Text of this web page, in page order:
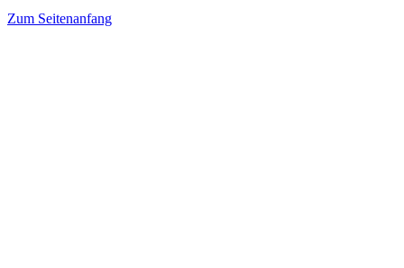
Zum Seitenanfang